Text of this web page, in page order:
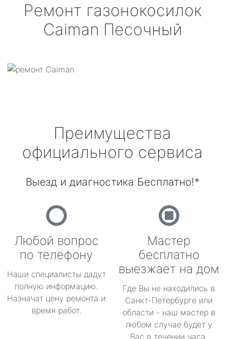
Ремонт газонокосилок
Caiman Песочный
Преимущества
официального сервиса
Выезд и диагностика Бесплатно!*
Любой вопрос
по телефону
Наши специалисты дадут
полную информацию.
Назначат цену ремонта и
время работ.
Мастер
бесплатно
выезжает на дом
Где Вы не находились в
Санкт-Петербурге или
области - наш мастер в
любом случае будет у
Вас в течении часа.